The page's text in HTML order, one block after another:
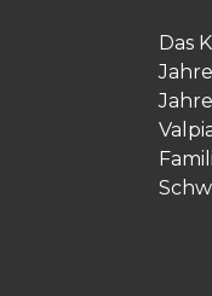
Das